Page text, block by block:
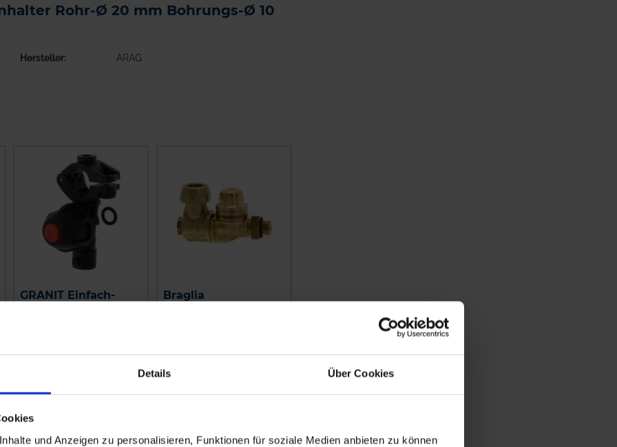
Details Über Cookies
und Anzeigen zu personalisieren, Funktionen für soziale Medien anbieten zu können
Rohr-Ø 20 mm Bohrungs-Ø 10
Hersteller ARAG
GRANIT Einfach-
Braglia